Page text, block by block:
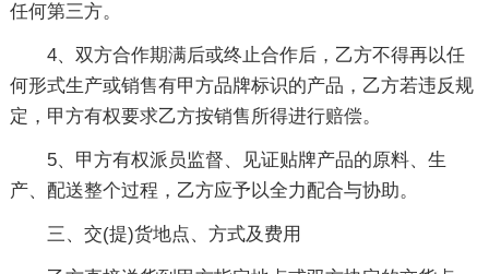
任何第三方。
4、双方合作期满后或终止合作后，乙方不得再以任
何形式生产或销售有甲方品牌标识的产品，乙方若违反规
定，甲方有权要求乙方按销售所得进行赔偿。
5、甲方有权派员监督、见证贴牌产品的原料、生
产、配送整个过程，乙方应予以全力配合与协助。
三、交(提)货地点、方式及费用